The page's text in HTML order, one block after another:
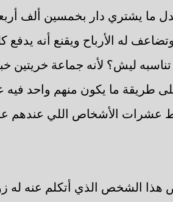
ما يشتري دار بخمسين ألف
له الأرباح ويقنع أنه
ليش؟ لأنه جماعة خريتين
طريقة ما يكون منهم واحد فيه
عشرات الأشخاص اللي عندهم
الشخص الذي أتكلم عنه له